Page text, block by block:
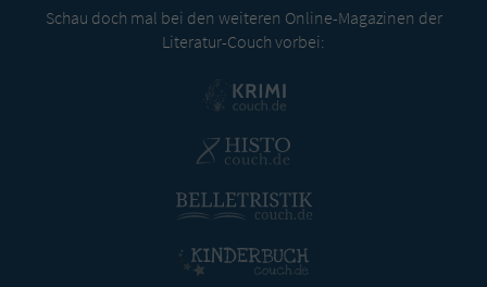
Schau doch mal bei den weiteren Online-Magazinen der
Literatur-Couch vorbei: